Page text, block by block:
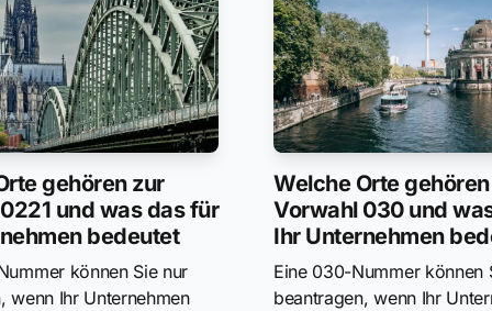
gehören zur
und was das für
bedeutet
können Sie nur
wenn Ihr Unternehmen
Welche Orte
Vorwahl 030 und
Ihr Unternehmen
Eine 030-Nummer können
beantragen, wenn Ihr